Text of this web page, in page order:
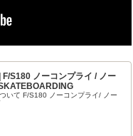
F/S180 ノーコンプライ / ノー
いて F/S180 ノーコンプライ/ ノー